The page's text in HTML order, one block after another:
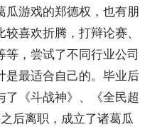
瓜游戏的郑德权，也有朋
喜欢折腾，打辩论赛、
，尝试了不同行业公司
是最适合自己的。毕业后
《斗战神》、《全民超
后离职，成立了诸葛瓜